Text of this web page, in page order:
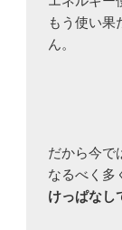
もう使い果
ん。
だから今で
なるべく多
けっぱなし